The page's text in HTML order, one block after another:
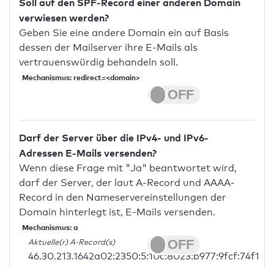
Soll auf den SPF-Record einer anderen Domain
verwiesen werden?
Geben Sie eine andere Domain ein auf Basis
dessen der Mailserver ihre E-Mails als
vertrauenswürdig behandeln soll.
Mechanismus: redirect=<domain>
Darf der Server über die IPv4- und IPv6-
Adressen E-Mails versenden?
Wenn diese Frage mit "Ja" beantwortet wird,
darf der Server, der laut A-Record und AAAA-
Record in den Nameservereinstellungen der
Domain hinterlegt ist, E-Mails versenden.
Mechanismus: a
Aktuelle(r) A-Record(s)
46.30.213.1642a02:2350:5:10c:8023:b977:9fcf:74f1